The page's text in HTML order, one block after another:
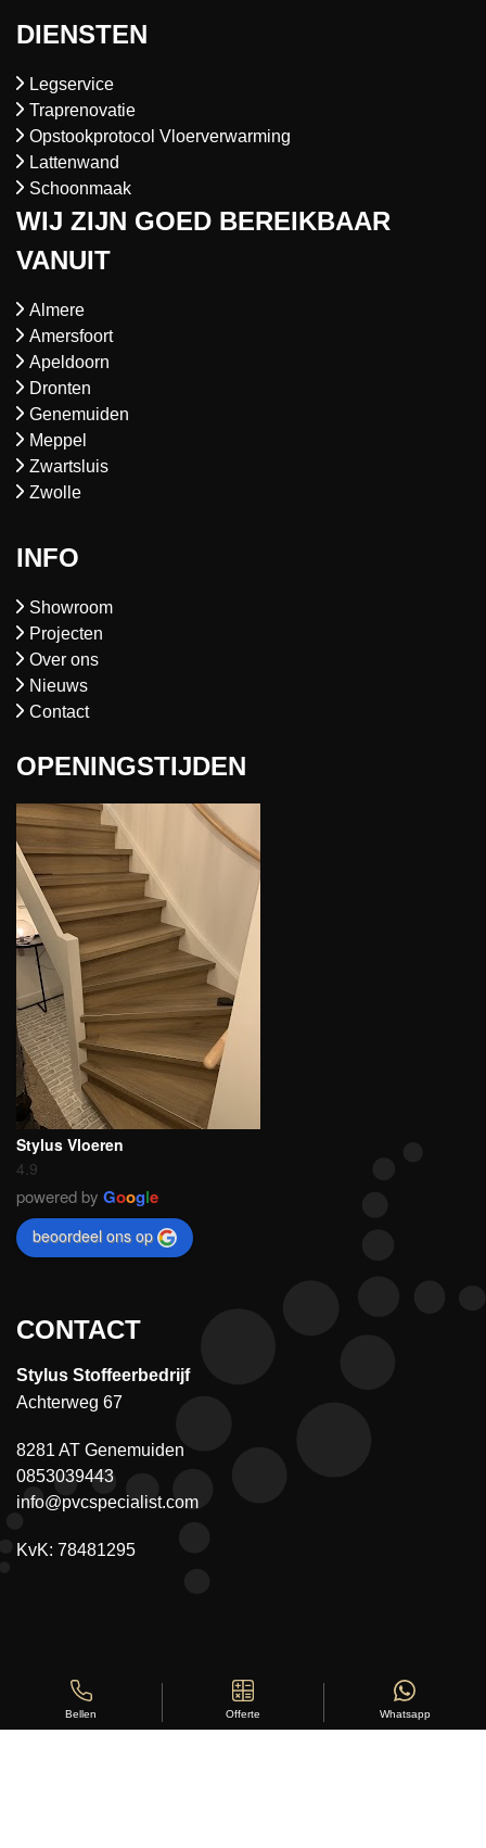
DIENSTEN
Legservice
Traprenovatie
Opstookprotocol Vloerverwarming
Lattenwand
Schoonmaak
WIJ ZIJN GOED BEREIKBAAR
VANUIT
Almere
Amersfoort
Apeldoorn
Dronten
Genemuiden
Meppel
Zwartsluis
Zwolle
INFO
Showroom
Projecten
Over ons
Nieuws
Contact
OPENINGSTIJDEN
Stylus Vloeren
4.9
powered by Google
beoordeel ons op
CONTACT
Stylus Stoffeerbedrijf
Achterweg 67
8281 AT Genemuiden
0853039443
info@pvcspecialist.com
KvK: 78481295
Bellen Offerte Whatsapp